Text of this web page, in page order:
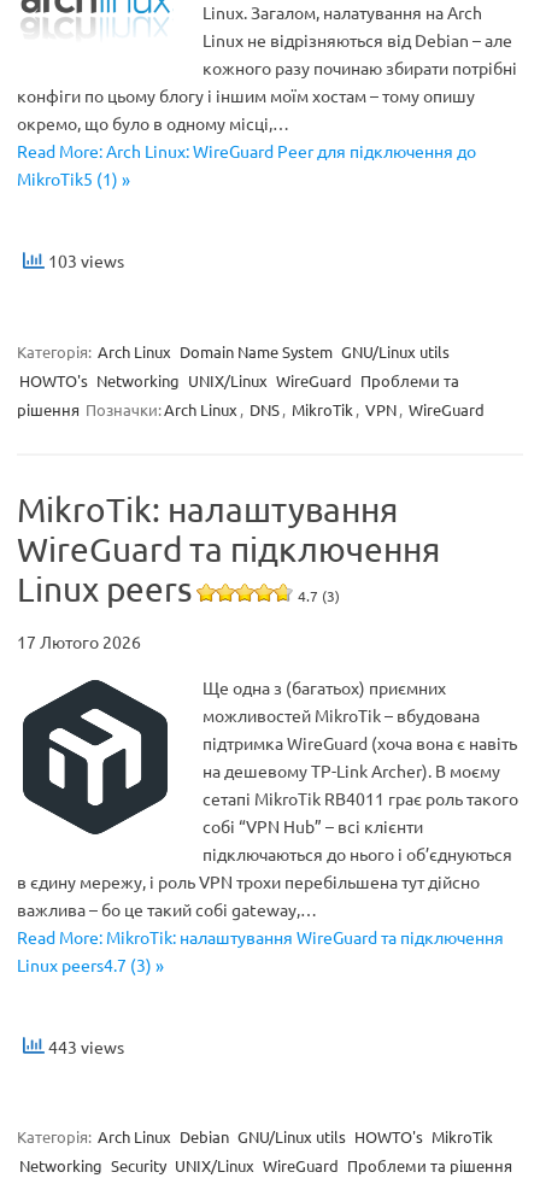
Linux. Загалом, налатування на Arch
Linux не відрізняються від Debian – але
кожного разу починаю збирати потрібні
конфіги по цьому блогу і іншим моїм хостам – тому опишу
окремо, що було в одному місці,…
Read More: Arch Linux: WireGuard Peer для підключення до
MikroTik5 (1) »
103 views
Категорія: Arch Linux Domain Name System GNU/Linux utils
HOWTO's Networking UNIX/Linux WireGuard Проблеми та
рішення Позначки:Arch Linux , DNS, MikroTik , VPN, WireGuard
MikroTik: налаштування
WireGuard та підключення
Linux peers
4.7 (3)
17 Лютого 2026
Ще одна з (багатьох) приємних
можливостей MikroTik – вбудована
підтримка WireGuard (хоча вона є навіть
на дешевому TP-Link Archer). В моєму
сетапі MikroTik RB4011 грає роль такого
собі “VPN Hub” – всі клієнти
підключаються до нього і об’єднуються
в єдину мережу, і роль VPN трохи перебільшена тут дійсно
важлива – бо це такий собі gateway,…
Read More: MikroTik: налаштування WireGuard та підключення
Linux peers4.7 (3) »
443 views
Категорія: Arch Linux Debian GNU/Linux utils HOWTO's MikroTik
Networking Security UNIX/Linux WireGuard Проблеми та рішення